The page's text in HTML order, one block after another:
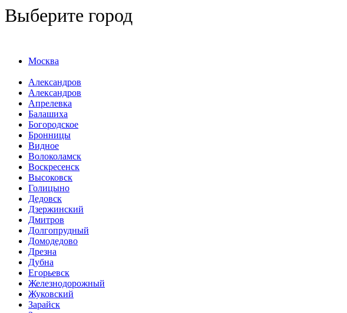
Выберите город
Москва
Александров
Александров
Апрелевка
Балашиха
Богородское
Бронницы
Видное
Волоколамск
Воскресенск
Высоковск
Голицыно
Дедовск
Дзержинский
Дмитров
Долгопрудный
Домодедово
Дрезна
Дубна
Егорьевск
Железнодорожный
Жуковский
Зарайск